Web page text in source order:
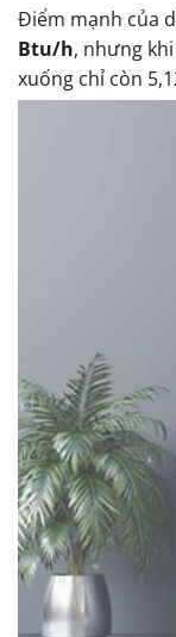
Điểm mạnh của
Btu/h, nhưng
xuống chỉ còn